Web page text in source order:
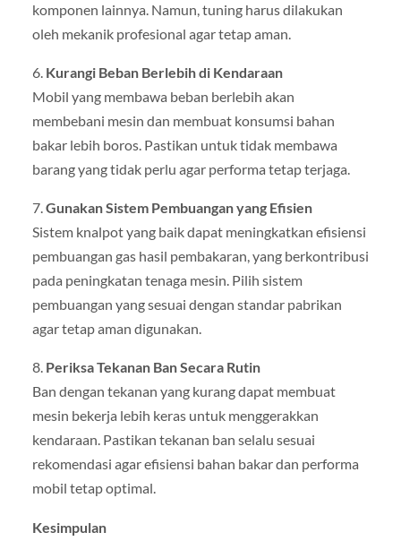
komponen lainnya. Namun, tuning harus dilakukan
oleh mekanik profesional agar tetap aman.
6. Kurangi Beban Berlebih di Kendaraan
Mobil yang membawa beban berlebih akan
membebani mesin dan membuat konsumsi bahan
bakar lebih boros. Pastikan untuk tidak membawa
barang yang tidak perlu agar performa tetap terjaga.
7.Gunakan Sistem Pembuangan yang Efisien
Sistem knalpot yang baik dapat meningkatkan efisiensi
pembuangan gas hasil pembakaran, yang berkontribusi
pada peningkatan tenaga mesin. Pilih sistem
pembuangan yang sesuai dengan standar pabrikan
agar tetap aman digunakan.
8. Periksa Tekanan Ban Secara Rutin
Ban dengan tekanan yang kurang dapat membuat
mesin bekerja lebih keras untuk menggerakkan
kendaraan. Pastikan tekanan ban selalu sesuai
rekomendasi agar efisiensi bahan bakar dan performa
mobil tetap optimal.
Kesimpulan